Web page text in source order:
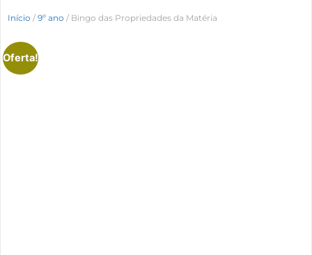
Início / 9º ano / Bingo das Propriedades da Matéria
Oferta!